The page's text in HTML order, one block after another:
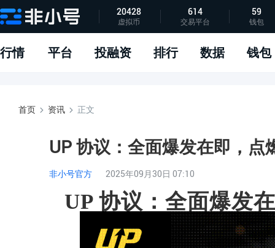
APP下载
指标说明
问题反馈
20428
虚拟币
614
交易平台
59
钱包
行情 平台 投融资 排行 数据 钱包
首页 资讯 正文
UP 协议：全面爆发在即，点
非小号官方 2025年09月30日 07:10
UP 协议：全面爆发